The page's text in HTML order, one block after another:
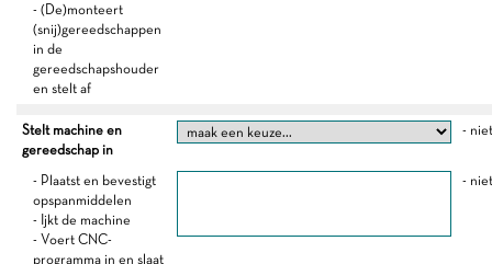
- (De)monteert
(snij)gereedschappen
in de
gereedschapshouder
en stelt af
Stelt machine en
gereedschap in
-
- Plaatst en bevestigt
opspanmiddelen
- Ijkt de machine
- Voert CNC-
programma in en slaat
-